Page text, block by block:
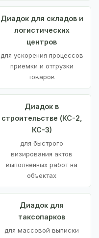
Диадок для складов и
логистических
центров
для ускорения процессов
приемки и отгрузки
товаров
Диадок в
строительстве (КС-2,
КС-3)
для быстрого
визирования актов
выполненных работ на
объектах
Диадок для
таксопарков
для массовой выписки